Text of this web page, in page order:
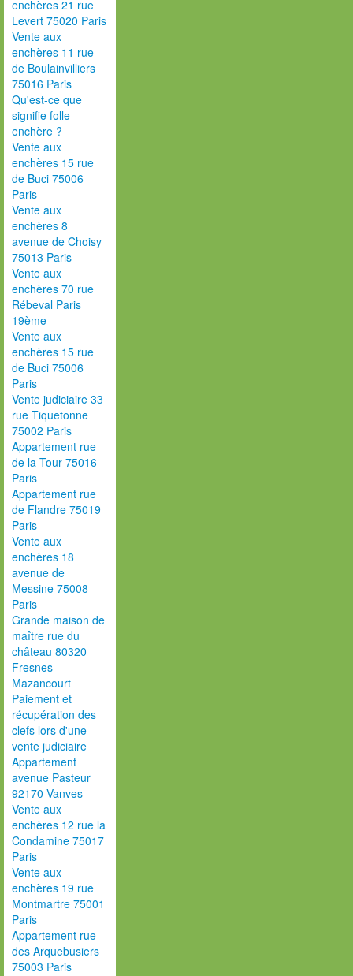
enchères 21 rue
Levert 75020 Paris
Vente aux
enchères 11 rue
de Boulainvilliers
75016 Paris
Qu'est-ce que
signifie folle
enchère ?
Vente aux
enchères 15 rue
de Buci 75006
Paris
Vente aux
enchères 8
avenue de Choisy
75013 Paris
Vente aux
enchères 70 rue
Rébeval Paris
19ème
Vente aux
enchères 15 rue
de Buci 75006
Paris
Vente judiciaire 33
rue Tiquetonne
75002 Paris
Appartement rue
de la Tour 75016
Paris
Appartement rue
de Flandre 75019
Paris
Vente aux
enchères 18
avenue de
Messine 75008
Paris
Grande maison de
maître rue du
château 80320
Fresnes-
Mazancourt
Paiement et
récupération des
clefs lors d'une
vente judiciaire
Appartement
avenue Pasteur
92170 Vanves
Vente aux
enchères 12 rue la
Condamine 75017
Paris
Vente aux
enchères 19 rue
Montmartre 75001
Paris
Appartement rue
des Arquebusiers
75003 Paris